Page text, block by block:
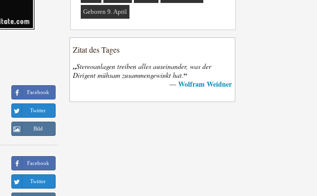
Facebook
Twitter
Bild
Facebook
Twitter
Geboren 9. April
Zitat des Tages
„Stereoanlagen treiben alles auseinander, was der
Dirigent mühsam zusammengewinkt hat.“
— Wolfram Weidner